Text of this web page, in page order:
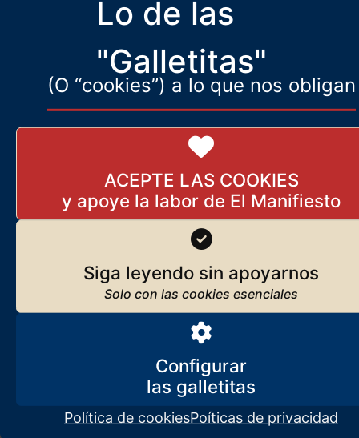
Lo de las
"Galletitas"
(O “cookies”) a lo que nos obligan
ACEPTE LAS COOKIES
Siga leyendo sin apoyarnos
Configurar
Política de cookiesPoíticas de privacidad
Vuelve lo sagrado: la misa
tradicional seduce a los
conversos
9 de marzo de 2026
Lo que somos, lo que nos mueve
Los orígenes de El Manifiesto
cada día en su correo